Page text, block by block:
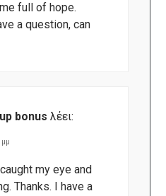
full of hope.
a question, can
bonus λέει:
μμ
my eye and
Thanks. I have a